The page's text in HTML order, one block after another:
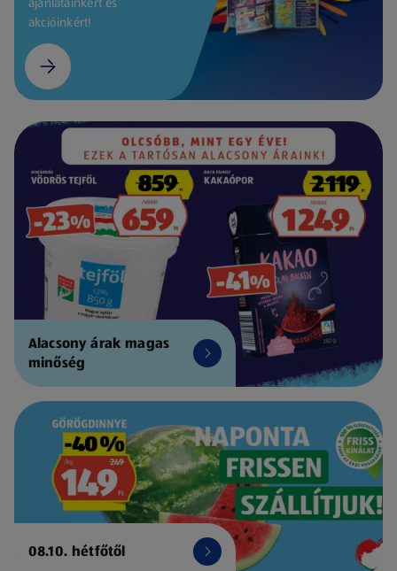
akcióinkért!
Alacsony árak magas
minőség
08.10. hétfőtől